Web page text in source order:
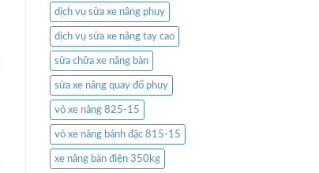
dịch vụ sửa xe nâng phuy
dịch vụ sửa xe nâng tay cao
sửa chữa xe nâng bàn
sửa xe nâng quay đổ phuy
vỏ xe nâng 825-15
vỏ xe nâng bánh đặc 815-15
xe nâng bàn điện 350kg